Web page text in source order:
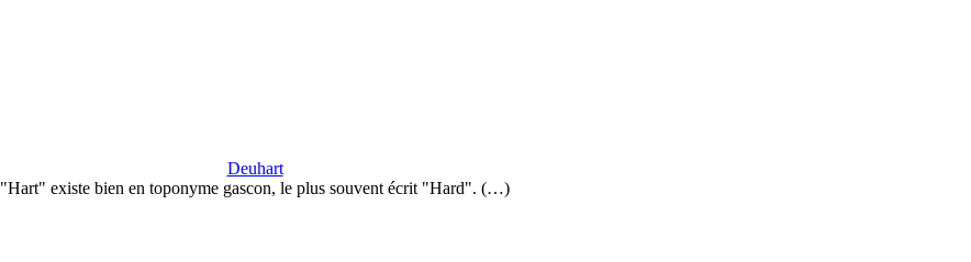
Deuhart
"Hart" existe bien en toponyme gascon, le plus souvent écrit "Hard". (…)